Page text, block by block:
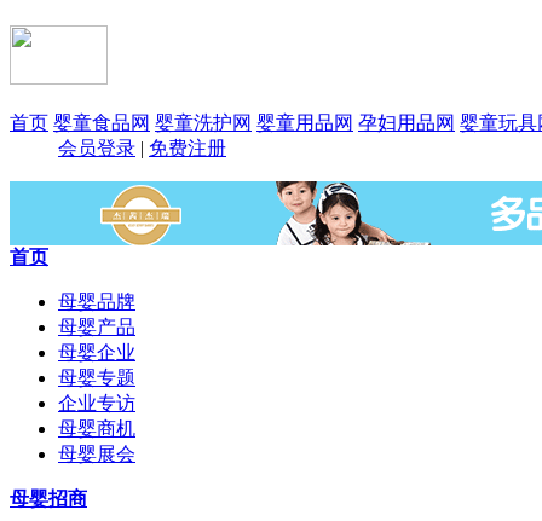
首页 婴童食品网 婴童洗护网 婴童用品网 孕妇用品网 婴童玩具
会员登录 | 免费注册
首页
母婴品牌
母婴产品
母婴企业
母婴专题
企业专访
母婴商机
母婴展会
母婴招商